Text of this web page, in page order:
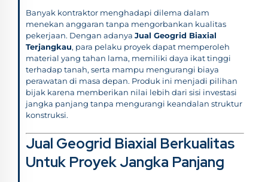
Banyak kontraktor menghadapi dilema dalam
menekan anggaran tanpa mengorbankan kualitas
pekerjaan. Dengan adanya Jual Geogrid Biaxial
Terjangkau, para pelaku proyek dapat memperoleh
material yang tahan lama, memiliki daya ikat tinggi
terhadap tanah, serta mampu mengurangi biaya
perawatan di masa depan. Produk ini menjadi pilihan
bijak karena memberikan nilai lebih dari sisi investasi
jangka panjang tanpa mengurangi keandalan struktur
konstruksi.
Jual Geogrid Biaxial Berkualitas
Untuk Proyek Jangka Panjang